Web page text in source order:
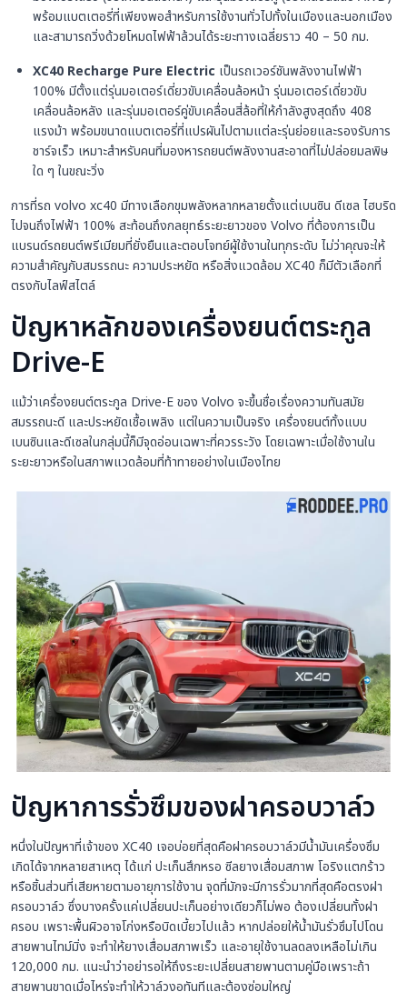
พร้อมแบตเตอรี่ที่เพียงพอสำหรับการใช้งานทั่วไปทั้งในเมืองและนอกเมือง
และสามารถวิ่งด้วยโหมดไฟฟ้าล้วนได้ระยะทางเฉลี่ยราว 40 – 50 กม.
XC40 Recharge Pure Electric เป็นรถเวอร์ชันพลังงานไฟฟ้า
100% มีตั้งแต่รุ่นมอเตอร์เดี่ยวขับเคลื่อนล้อหน้า รุ่นมอเตอร์เดี่ยวขับ
เคลื่อนล้อหลัง และรุ่นมอเตอร์คู่ขับเคลื่อนสี่ล้อที่ให้กำลังสูงสุดถึง 408
แรงม้า พร้อมขนาดแบตเตอรี่ที่แปรผันไปตามแต่ละรุ่นย่อยและรองรับการ
ชาร์จเร็ว เหมาะสำหรับคนที่มองหารถยนต์พลังงานสะอาดที่ไม่ปล่อยมลพิษ
ใด ๆ ในขณะวิ่ง
การที่รถ volvo xc40 มีทางเลือกขุมพลังหลากหลายตั้งแต่เบนซิน ดีเซล ไฮบริด
ไปจนถึงไฟฟ้า 100% สะท้อนถึงกลยุทธ์ระยะยาวของ Volvo ที่ต้องการเป็น
แบรนด์รถยนต์พรีเมียมที่ยั่งยืนและตอบโจทย์ผู้ใช้งานในทุกระดับ ไม่ว่าคุณจะให้
ความสำคัญกับสมรรถนะ ความประหยัด หรือสิ่งแวดล้อม XC40 ก็มีตัวเลือกที่
ตรงกับไลฟ์สไตล์
ปัญหาหลักของเครื่องยนต์ตระกูล
Drive-E
แม้ว่าเครื่องยนต์ตระกูล Drive-E ของ Volvo จะขึ้นชื่อเรื่องความทันสมัย
สมรรถนะดี และประหยัดเชื้อเพลิง แต่ในความเป็นจริง เครื่องยนต์ทั้งแบบ
เบนซินและดีเซลในกลุ่มนี้ก็มีจุดอ่อนเฉพาะที่ควรระวัง โดยเฉพาะเมื่อใช้งานใน
ระยะยาวหรือในสภาพแวดล้อมที่ท้าทายอย่างในเมืองไทย
ปัญหาการรั่วซึมของฝาครอบวาล์ว
หนึ่งในปัญหาที่เจ้าของ XC40 เจอบ่อยที่สุดคือฝาครอบวาล์วมีน้ำมันเครื่องซึม
เกิดได้จากหลายสาเหตุ ได้แก่ ปะเก็นสึกหรอ ซีลยางเสื่อมสภาพ โอริงแตกร้าว
หรือชิ้นส่วนที่เสียหายตามอายุการใช้งาน จุดที่มักจะมีการรั่วมากที่สุดคือตรงฝา
ครอบวาล์ว ซึ่งบางครั้งแค่เปลี่ยนปะเก็นอย่างเดียวก็ไม่พอ ต้องเปลี่ยนทั้งฝา
ครอบ เพราะพื้นผิวอาจโก่งหรือบิดเบี้ยวไปแล้ว หากปล่อยให้น้ำมันรั่วซึมไปโดน
สายพานไทม์มิ่ง จะทำให้ยางเสื่อมสภาพเร็ว และอายุใช้งานลดลงเหลือไม่เกิน
120,000 กม. แนะนำว่าอย่ารอให้ถึงระยะเปลี่ยนสายพานตามคู่มือเพราะถ้า
สายพานขาดเมื่อไหร่จะทำให้วาล์วงอทันทีและต้องซ่อมใหญ่